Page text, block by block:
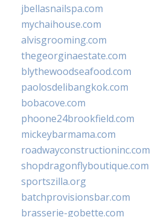
jbellasnailspa.com
mychaihouse.com
alvisgrooming.com
thegeorginaestate.com
blythewoodseafood.com
paolosdelibangkok.com
bobacove.com
phoone24brookfield.com
mickeybarmama.com
roadwayconstructioninc.com
shopdragonflyboutique.com
sportszilla.org
batchprovisionsbar.com
brasserie-gobette.com